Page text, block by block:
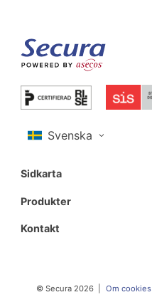
Sidkarta
Produkter
Kontakt
© Secura 2026 Om cookies